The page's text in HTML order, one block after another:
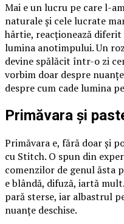
Mai e un lucru pe care l-
naturale și cele lucrate
hârtie, reacționează diferit
lumina anotimpului. Un
devine spălăcit într-o zi
vorbim doar despre
despre cum cade lumina
Primăvara și
Primăvara e, fără doar și
cu Stitch. O spun din
comenzilor de genul ăsta
e blândă, difuză, iartă
pară sterse, iar albastrul
nuanțe deschise.